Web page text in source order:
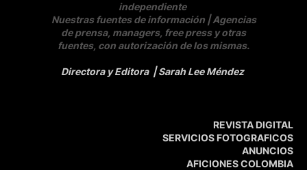
independiente
Nuestras fuentes de información | Agencias
de prensa, managers, free press y otras
fuentes, con autorización de los mismas.
Directora y Editora| Sarah Lee Méndez
REVISTA DIGITAL
SERVICIOS FOTOGRAFICOS
ANUNCIOS
AFICIONES COLOMBIA